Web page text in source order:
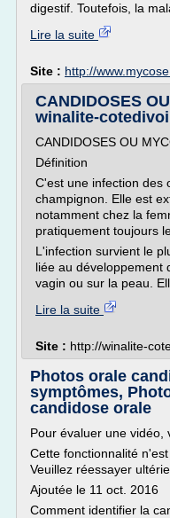
digestif. Toutefois, la
Lire la suite
Site : http://
CANDIDOSES
winalite-
CANDIDOSES OU
Définition
C'est une infection des
champignon. Elle est
notamment chez la
pratiquement toujours
L'infection survient le
liée au développement
vagin ou sur la peau.
Lire la suite
Site : http://winalite-
Photos orale
symptômes,
candidose orale
Pour évaluer une vidéo,
Cette fonctionnalité
Veuillez réessayer
Ajoutée le 11 oct. 2016
Comment identifier la